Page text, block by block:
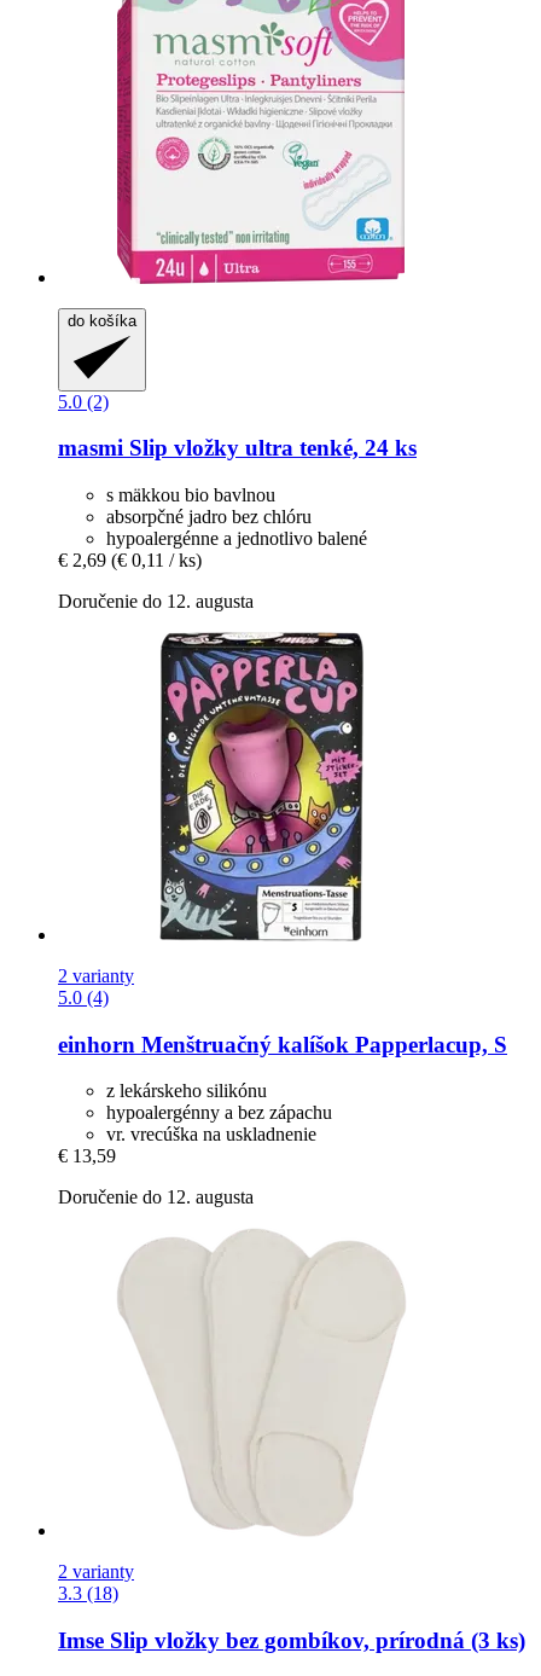
do košíka
5.0 (2)
masmi Slip vložky ultra tenké, 24 ks
s mäkkou bio bavlnou
absorpčné jadro bez chlóru
hypoalergénne a jednotlivo balené
€ 2,69 (€ 0,11 / ks)
Doručenie do 12. augusta
2 varianty
5.0 (4)
einhorn Menštruačný kalíšok Papperlacup, S
z lekárskeho silikónu
hypoalergénny a bez zápachu
vr. vrecúška na uskladnenie
€ 13,59
Doručenie do 12. augusta
2 varianty
3.3 (18)
Imse Slip vložky bez gombíkov, prírodná (3 ks)